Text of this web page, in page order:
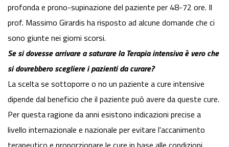
profonda e prono-supinazione del paziente per 48-72 ore. Il
prof. Massimo Girardis ha risposto ad alcune domande che ci
sono giunte nei giorni scorsi.
Se si dovesse arrivare a saturare la Terapia intensiva è vero che
si dovrebbero scegliere i pazienti da curare?
La scelta se sottoporre o no un paziente a cure intensive
dipende dal beneficio che il paziente può avere da queste cure.
Per questa ragione da anni esistono indicazioni precise a
livello internazionale e nazionale per evitare l'accanimento